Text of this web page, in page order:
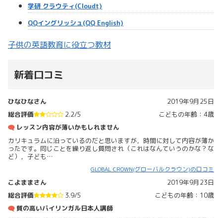
学研 クラウティ(Cloudt)
QQイングリッシュ(QQ English)
子供の英語教育に役立つ教材
新着口コミ
ひなひなさん
2019年9月25日
こどもの年齢：4歳
総合評価
2.2/5
レッスン内容が薄いかもしれません
カリキュラムに沿っているのだと思いますが，時間に対して内容が薄か
ったです。同じことを繰り返し質問され（これはなんていうのかな？な
ど），子ども…
GLOBAL CROWN(グローバルクラウン)の口コミ
こよままさん
2019年9月23日
こどもの年齢：10歳
総合評価
3.9/5
質の高いバイリンガル日本人講師